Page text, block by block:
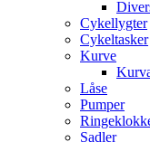
Cykellygter
Cykeltasker
Kurve
Låse
Pumper
Sadler